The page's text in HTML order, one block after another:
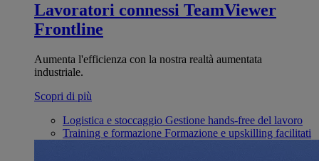
Lavoratori connessi TeamViewer
Frontline
Aumenta l'efficienza con la nostra realtà aumentata
industriale.
Scopri di più
Logistica e stoccaggio Gestione hands-free del lavoro
Training e formazione Formazione e upskilling facilitati